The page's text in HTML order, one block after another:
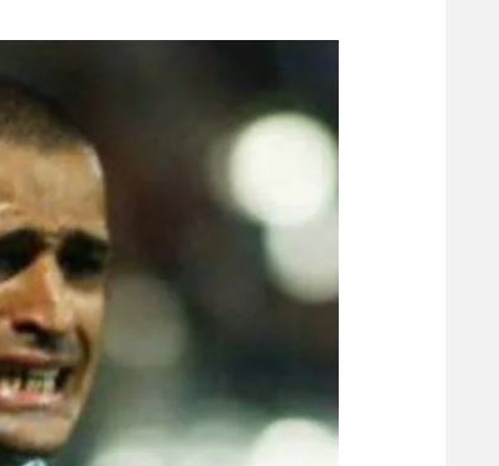
תקנון עבור פעילות ספורט 1 – "מרלן"
גיימינג E-Sports
תנאי שימוש
רשיון להקרנה פומבית לבית עסק
הצטרפות לחבילת הערוצים